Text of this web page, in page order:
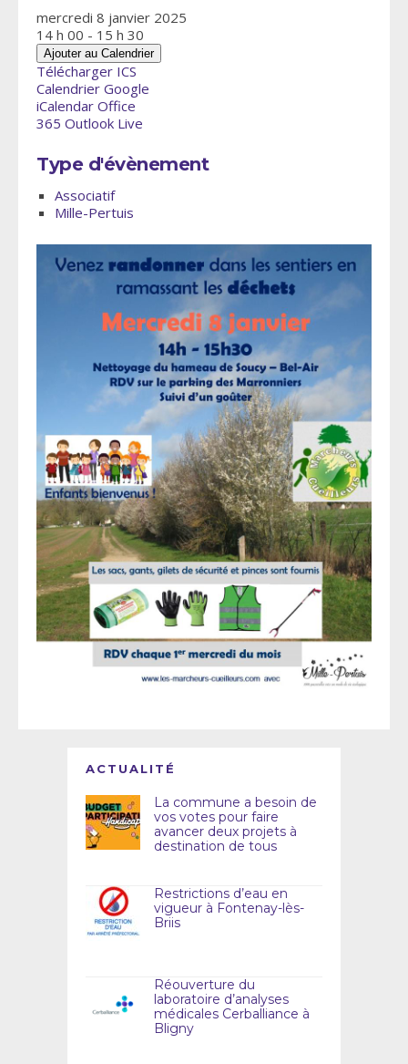
mercredi 8 janvier 2025
14 h 00 - 15 h 30
Ajouter au Calendrier
Télécharger ICS
Calendrier Google
iCalendar Office
365 Outlook Live
Type d'évènement
Associatif
Mille-Pertuis
ACTUALITÉ
La commune a besoin de
vos votes pour faire
avancer deux projets à
destination de tous
Restrictions d’eau en
vigueur à Fontenay-lès-
Briis
Réouverture du
laboratoire d’analyses
médicales Cerballiance à
Bligny